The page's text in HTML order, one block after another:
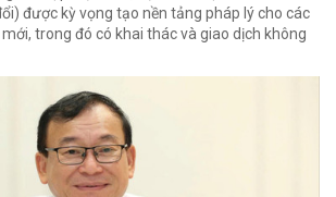
được kỳ vọng tạo nền tảng pháp lý cho các
trong đó có khai thác và giao dịch không